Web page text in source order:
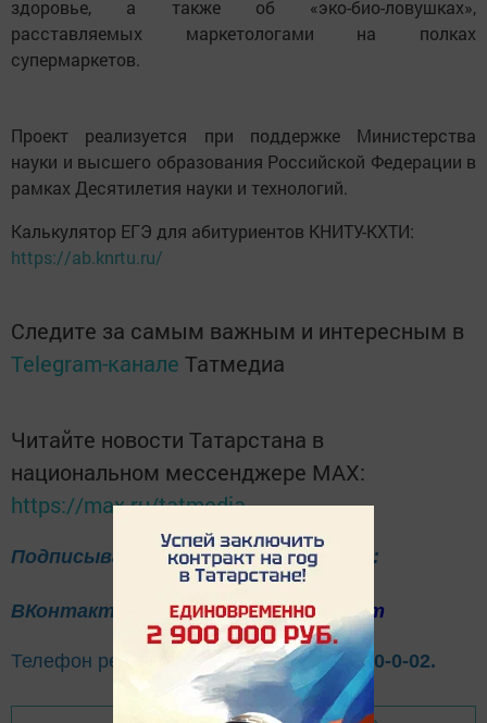
здоровье, а также об «эко-био-ловушках»,
расставляемых маркетологами на полках
супермаркетов.
Проект реализуется при поддержке Министерства
науки и высшего образования Российской Федерации в
рамках Десятилетия науки и технологий.
Калькулятор ЕГЭ для абитуриентов КНИТУ-КХТИ:
https://ab.knrtu.ru/
Следите за самым важным и интересным в
Telegram-канале Татмедиа
Читайте новости Татарстана в
национальном мессенджере MАХ:
https://max.ru/tatmedia
Подписывайтесь на нас в соцсетях:
ВКонтакте Одноклассники Telegram
Телефон рекламного отдела8(843)47-30-0-02.